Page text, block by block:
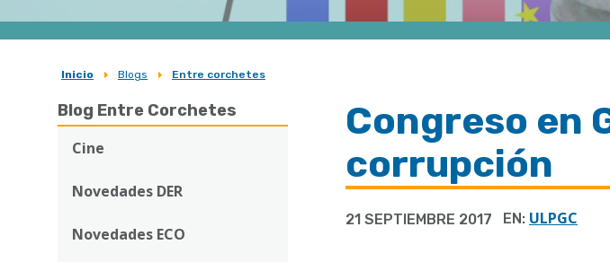
Sobrescribir
enlaces
de
ayuda
la
Inicio Blogs Entre corchetes
Blog Entre Corchetes
Cine
Novedades DER
Novedades ECO
Congreso en
corrupción
21 SEPTIEMBRE 2017 EN: ULPGC